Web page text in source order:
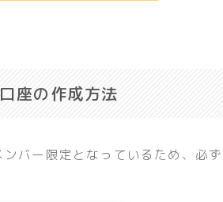
座の作成方法
バー限定となっているため、必ず